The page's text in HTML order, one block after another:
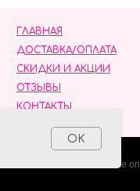
OK
ОТЗЫВЫ
ГЛАВНАЯ
ДОСТАВКА/ОПЛАТА
СКИДКИ И АКЦИИ
КОНТАКТЫ
данных
Made on